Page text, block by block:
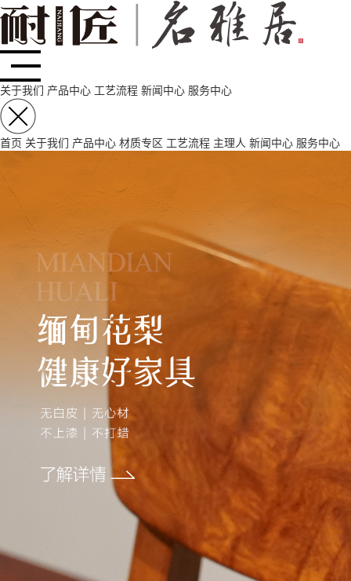
关于我们 产品中心 工艺流程 新闻中心 服务中心
首页 关于我们 产品中心 材质专区 工艺流程 主理人 新闻中心 服务中心